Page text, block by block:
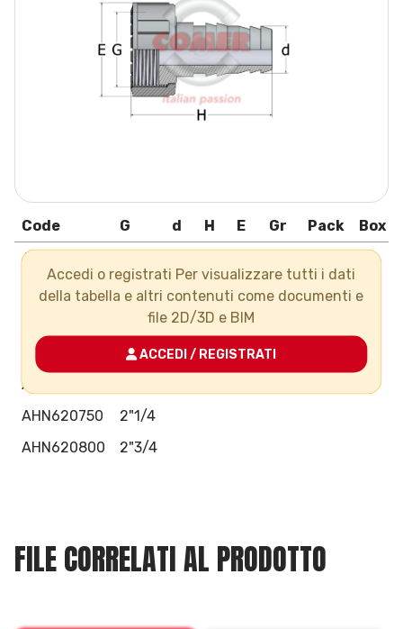
Code G d H E Gr Pack
Box
AHN620250
AHN620320
1"
1"1/4
AHN620500
1"1/2
AHN620630
AHN620750
2"1/4
AHN620800
2"3/4
Accedi o registrati Per visualizzare tutti i dati
della tabella e altri contenuti come documenti e
file 2D/3D e BIM
ACCEDI / REGISTRATI
FILE CORRELATI AL PRODOTTO